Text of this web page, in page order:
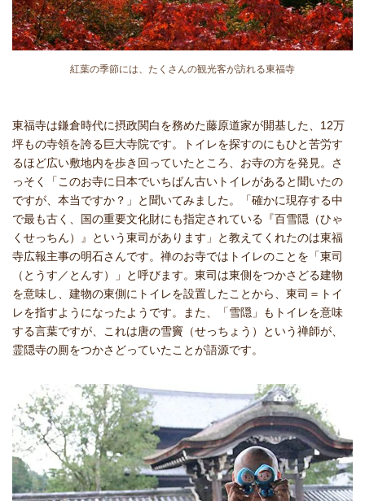
紅葉の季節には、たくさんの観光客が訪れる東福寺
東福寺は鎌倉時代に摂政関白を務めた藤原道家が開基した、12万
坪もの寺領を誇る巨大寺院です。トイレを探すのにもひと苦労す
るほど広い敷地内を歩き回っていたところ、お寺の方を発見。さ
っそく「このお寺に日本でいちばん古いトイレがあると聞いたの
ですが、本当ですか？」と聞いてみました。「確かに現存する中
で最も古く、国の重要文化財にも指定されている『百雪隠（ひゃ
くせっちん）』という東司があります」と教えてくれたのは東福
寺広報主事の明石さんです。禅のお寺ではトイレのことを「東司
（とうす／とんす）」と呼びます。東司は東側をつかさどる建物
を意味し、建物の東側にトイレを設置したことから、東司＝トイ
レを指すようになったようです。また、「雪隠」もトイレを意味
する言葉ですが、これは唐の雪竇（せっちょう）という禅師が、
霊隠寺の厠をつかさどっていたことが語源です。